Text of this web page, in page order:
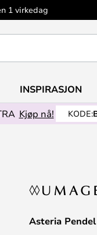
1 virkedag
INSPIRASJON
Kjøp nå! KODE:
Asteria